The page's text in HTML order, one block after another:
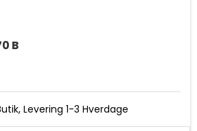
B
Levering 1-3 Hverdage